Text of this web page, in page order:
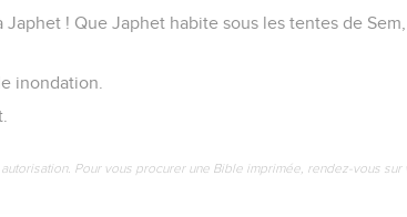
! Que Japhet habite sous les tentes de
inondation.
Pour vous procurer une Bible imprimée, rendez-vous